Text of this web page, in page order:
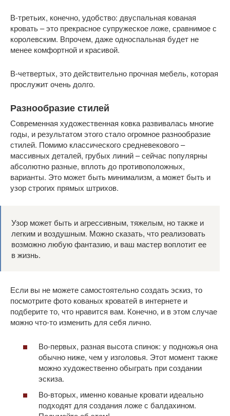
В-третьих, конечно, удобство: двуспальная кованая
кровать – это прекрасное супружеское ложе, сравнимое с
королевским. Впрочем, даже односпальная будет не
менее комфортной и красивой.
В-четвертых, это действительно прочная мебель, которая
прослужит очень долго.
Разнообразие стилей
Современная художественная ковка развивалась многие
годы, и результатом этого стало огромное разнообразие
стилей. Помимо классического средневекового –
массивных деталей, грубых линий – сейчас популярны
абсолютно разные, вплоть до противоположных,
варианты. Это может быть минимализм, а может быть и
узор строгих прямых штрихов.
Узор может быть и агрессивным, тяжелым, но также и
легким и воздушным. Можно сказать, что реализовать
возможно любую фантазию, и ваш мастер воплотит ее
в жизнь.
Если вы не можете самостоятельно создать эскиз, то
посмотрите фото кованых кроватей в интернете и
подберите то, что нравится вам. Конечно, и в этом случае
можно что-то изменить для себя лично.
Во-первых, разная высота спинок: у подножья она
обычно ниже, чем у изголовья. Этот момент также
можно художественно обыграть при создании
эскиза.
Во-вторых, именно кованые кровати идеально
подходят для создания ложе с балдахином.